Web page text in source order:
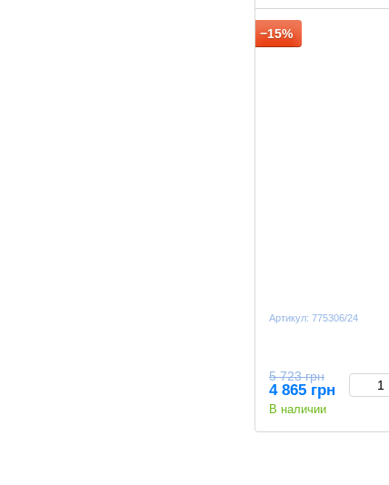
−15%
Артикул: 775306/24
5 723 грн
4 865 грн
В наличии